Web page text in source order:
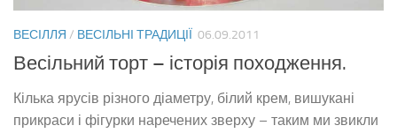
ВЕСІЛЛЯ / ВЕСІЛЬНІ ТРАДИЦІЇ 06.09.2011
Весільний торт – історія походження.
Кілька ярусів різного діаметру, білий крем, вишукані
прикраси і фігурки наречених зверху – таким ми звикли